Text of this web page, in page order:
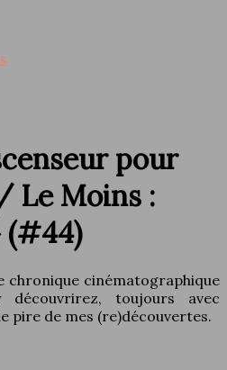
pour
Le Moins :
(#44)
chronique cinématographique
découvrirez, toujours avec
pire de mes (re)découvertes.